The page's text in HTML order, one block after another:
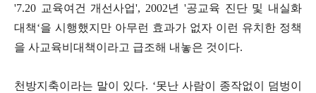
'7.20 교육여건 개선사업', 2002년 '공교육 진단 및 내실화
대책‘을 시행했지만 아무런 효과가 없자 이런 유치한 정책
을 사교육비대책이라고 급조해 내놓은 것이다.
천방지축이라는 말이 있다. ‘못난 사람이 종작없이 덤벙이